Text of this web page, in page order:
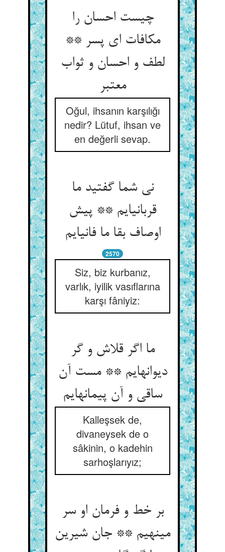
چیست احسان را
مکافات ای پسر **
لطف و احسان و ثواب
معتبر
Oğul, ihsanın karşılığı
nedir? Lütuf, ihsan ve
en değerli sevap.
نی شما گفتید ما
قربانی‏ایم ** پیش
اوصاف بقا ما فانی‏ایم‏
2570
Siz, biz kurbanız,
varlık, iyilik vasıflarına
karşı fâniyiz:
ما اگر قلاش و گر
دیوانه‏ایم ** مست آن
ساقی و آن پیمانه‏ایم‏
Kalleşsek de,
divaneysek de o
sâkinin, o kadehin
sarhoşlarıyız;
بر خط و فرمان او سر
می‏نهیم ** جان شیرین